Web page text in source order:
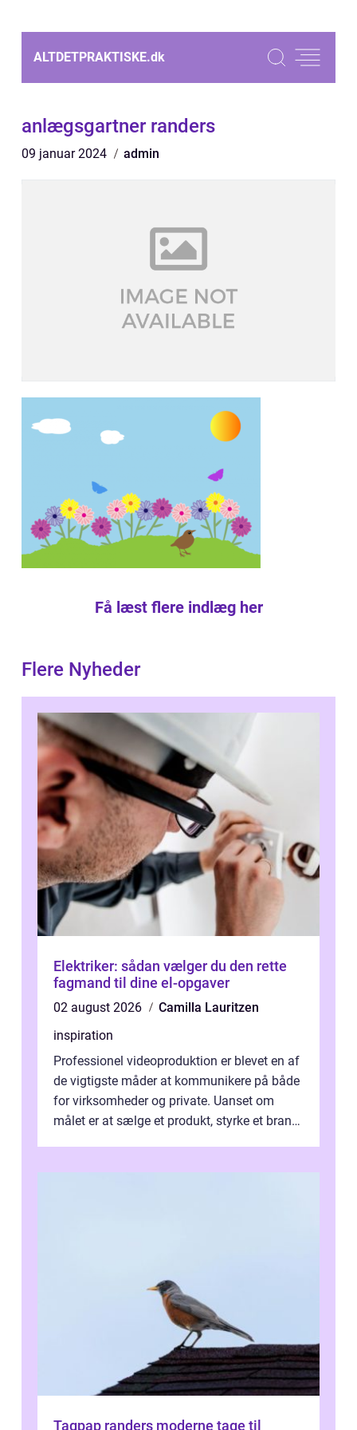
ALTDETPRAKTISKE.dk
anlægsgartner randers
09 januar 2024 admin
Få læst flere indlæg her
Flere Nyheder
Elektriker: sådan vælger du den rette
fagmand til dine el-opgaver
02 august 2026
Camilla Lauritzen
inspiration
Professionel videoproduktion er blevet en af
de vigtigste måder at kommunikere på både
for virksomheder og private. Uanset om
målet er at sælge et produkt, styrke et brand,
Tagpap randers moderne tage til